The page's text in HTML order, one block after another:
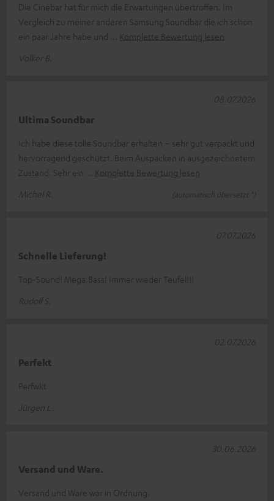
Die Cinebar hat für mich die Erwartungen übertroffen. Im
Vergleich zu meiner anderen Samsung Soundbar die ich schon
ein paar Jahre habe und
Komplette Bewertung lesen
Volker B.
Ultima Soundbar
Ich habe diese tolle Soundbar erhalten – sehr gut verpackt und
hervorragend geschützt. Beim Auspacken in ausgezeichnetem
Zustand. Sehr ein
Komplette Bewertung lesen
Michel R.
(automatisch übersetzt *)
08.07.2026
Schnelle Lieferung!
Top-Sound! Mega.Bass! Immer wieder Teufel!!!
Rudolf S.
07.07.2026
Perfekt
Perfwkt
Jürgen L.
02.07.2026
Versand und Ware.
Versand und Ware war in Ordnung.
30.06.2026